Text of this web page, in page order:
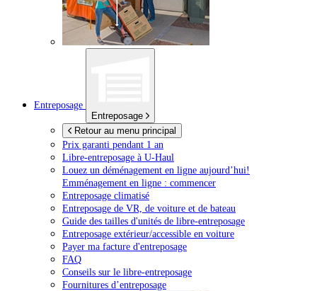
Entreposage
Entreposage
Retour au menu principal
Prix garanti pendant 1 an
Libre-entreposage à U-Haul
Louez un déménagement en ligne aujourd’hui!
Emménagement en ligne : commencer
Entreposage climatisé
Entreposage de VR, de voiture et de bateau
Guide des tailles d'unités de libre-entreposage
Entreposage extérieur/accessible en voiture
Payer ma facture d'entreposage
FAQ
Conseils sur le libre-entreposage
Fournitures d’entreposage